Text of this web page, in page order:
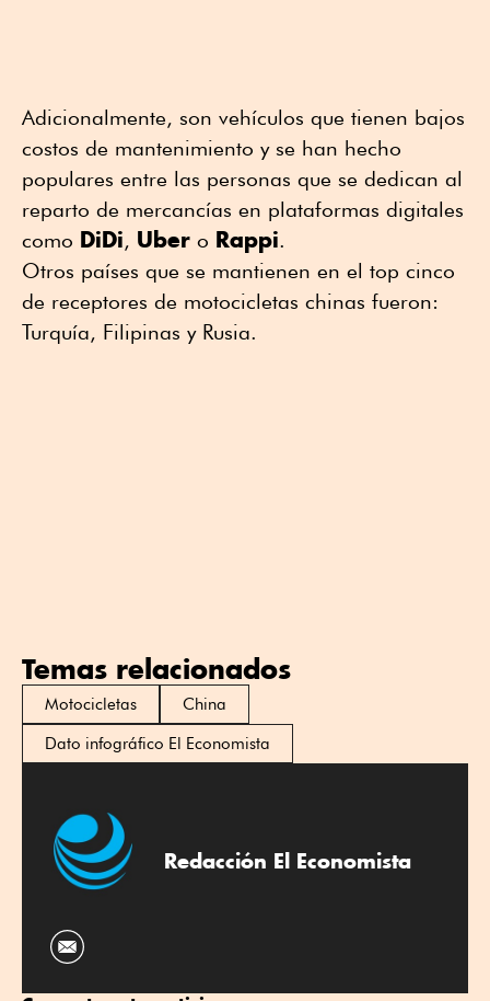
Adicionalmente, son vehículos que tienen bajos
costos de mantenimiento y se han hecho
populares entre las personas que se dedican al
reparto de mercancías en plataformas digitales
como DiDi, Uber o Rappi.
Otros países que se mantienen en el top cinco
de receptores de motocicletas chinas fueron:
Turquía, Filipinas y Rusia.
Temas relacionados
Motocicletas
China
Dato infográfico El Economista
Redacción El Economista